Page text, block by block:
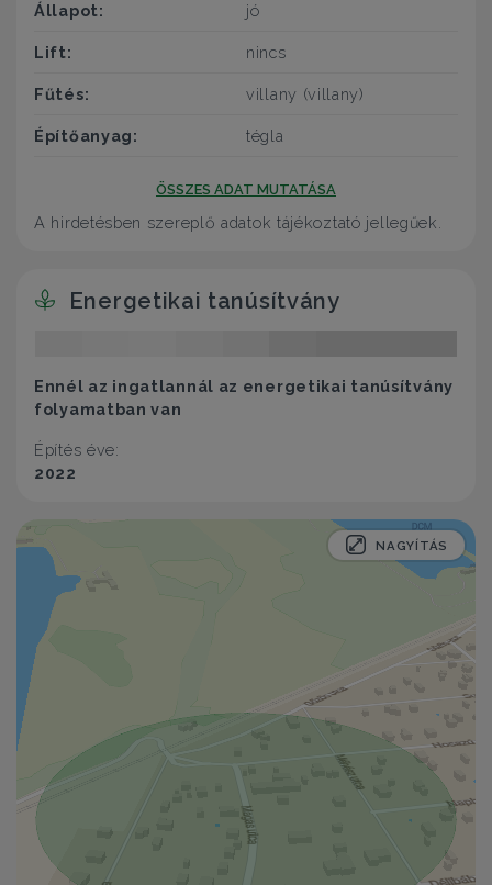
Állapot: jó
Lift: nincs
Fűtés: villany (villany)
Építőanyag: tégla
ÖSSZES ADAT MUTATÁSA
A hirdetésben szereplő adatok tájékoztató jellegűek.
Energetikai tanúsítvány
Ennél az ingatlannál az energetikai tanúsítvány
folyamatban van
Építés éve:
2022
NAGYÍTÁS